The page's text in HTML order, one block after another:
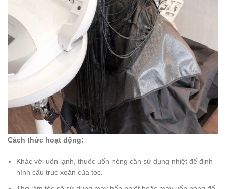
Cách thức hoạt động:
Khác với uốn lạnh, thuốc uốn nóng cần sử dụng nhiệt để định
hình cấu trúc xoăn của tóc.